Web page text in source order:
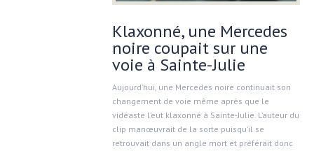
Klaxonné, une Mercedes
noire coupait sur une
voie à Sainte-Julie
Aujourd’hui, une Mercedes noire continuait son
changement de voie même après que le
vidéaste l’eut klaxonné à Sainte-Julie. L’auteur du
clip manœuvrait de la sorte puisqu’il se
retrouvait dans un angle mort et préférait donc